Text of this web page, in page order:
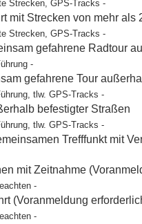
Strecken, GPS-Tracks -
mit Strecken von mehr als
Strecken, GPS-Tracks -
gefahrene Radtour
-
gefahrene Tour
tlw. GPS-Tracks -
befestigter Straßen
tlw. GPS-Tracks -
Trefffunkt mit
mit Zeitnahme
-
(Voranmeldung
-